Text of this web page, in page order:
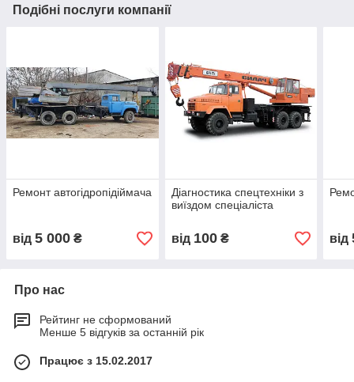
Подібні послуги компанії
Ремонт автогідропідіймача
від 5 000 ₴
Діагностика спецтехніки з
виїздом спеціаліста
від 100₴ від
Про нас
Рейтинг не сформований
Менше 5 відгуків за останній рік
Працює з 15.02.2017